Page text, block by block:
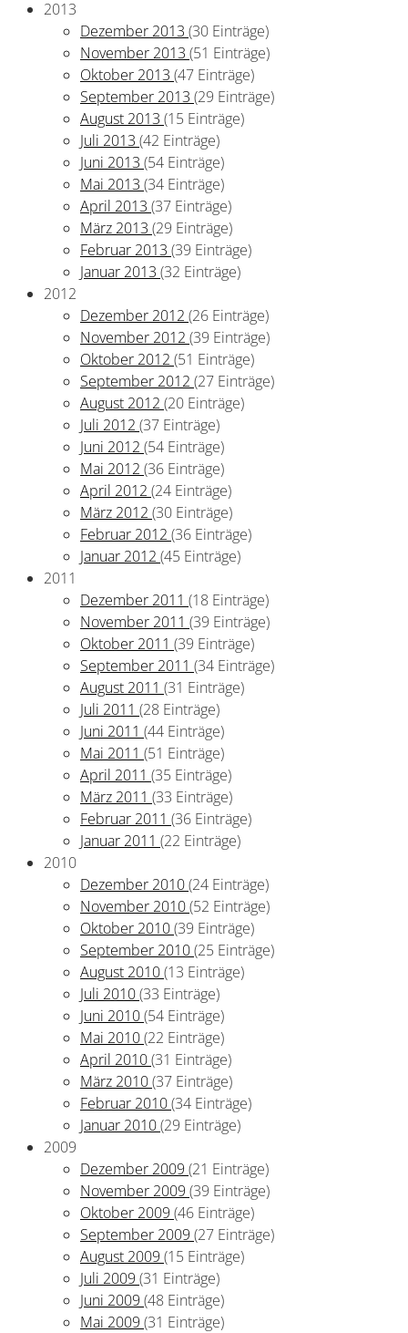
2013
Dezember 2013 (30 Einträge)
November 2013 (51 Einträge)
Oktober 2013 (47 Einträge)
September 2013 (29 Einträge)
August 2013 (15 Einträge)
Juli 2013 (42 Einträge)
Juni 2013 (54 Einträge)
Mai 2013 (34 Einträge)
April 2013 (37 Einträge)
März 2013 (29 Einträge)
Februar 2013 (39 Einträge)
Januar 2013 (32 Einträge)
2012
Dezember 2012 (26 Einträge)
November 2012 (39 Einträge)
Oktober 2012 (51 Einträge)
September 2012 (27 Einträge)
August 2012 (20 Einträge)
Juli 2012 (37 Einträge)
Juni 2012 (54 Einträge)
Mai 2012 (36 Einträge)
April 2012 (24 Einträge)
März 2012 (30 Einträge)
Februar 2012 (36 Einträge)
Januar 2012 (45 Einträge)
2011
Dezember 2011 (18 Einträge)
November 2011 (39 Einträge)
Oktober 2011 (39 Einträge)
September 2011 (34 Einträge)
August 2011 (31 Einträge)
Juli 2011 (28 Einträge)
Juni 2011 (44 Einträge)
Mai 2011 (51 Einträge)
April 2011 (35 Einträge)
März 2011 (33 Einträge)
Februar 2011 (36 Einträge)
Januar 2011 (22 Einträge)
2010
Dezember 2010(24 Einträge)
November 2010(52 Einträge)
Oktober 2010(39 Einträge)
September 2010(25 Einträge)
August 2010(13 Einträge)
Juli 2010(33 Einträge)
Juni 2010(54 Einträge)
Mai 2010(22 Einträge)
April 2010(31 Einträge)
März 2010(37 Einträge)
Februar 2010(34 Einträge)
Januar 2010(29 Einträge)
2009
Dezember 2009 (21 Einträge)
November 2009 (39 Einträge)
Oktober 2009 (46 Einträge)
September 2009 (27 Einträge)
August 2009 (15 Einträge)
Juli 2009 (31 Einträge)
Juni 2009 (48 Einträge)
Mai 2009 (31 Einträge)